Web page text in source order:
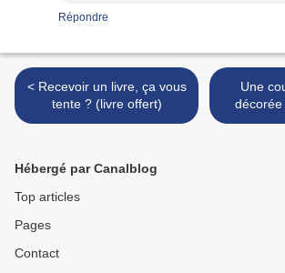
Répondre
< Recevoir un livre, ça vous
tente ? (livre offert)
Une
Hébergé par Canalblog
Top articles
Pages
Contact